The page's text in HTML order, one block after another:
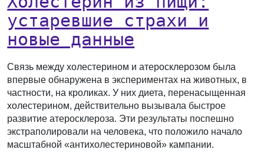
устаревшие страхи и
новые данные
Связь между холестерином и атеросклерозом была
впервые обнаружена в экспериментах на животных, в
частности, на кроликах. У них диета, перенасыщенная
холестерином, действительно вызывала быстрое
развитие атеросклероза. Эти результаты поспешно
экстраполировали на человека, что положило начало
масштабной «антихолестериновой» кампании.